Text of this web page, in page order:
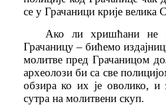
се у Грачаници крије велика
Ако ли хришћани не
Грачаницу – бићемо
молитве пред Грачаницом
археолози би са све
обзира ко их је оволико,
сутра на молитвени скуп.